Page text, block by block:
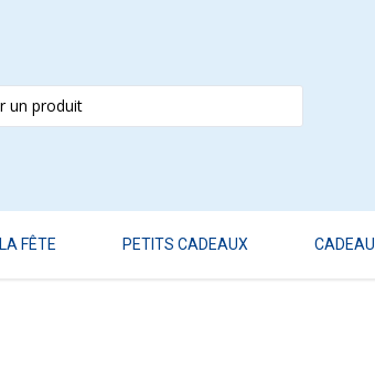
LA FÊTE PETITS CADEAUX CADEAU